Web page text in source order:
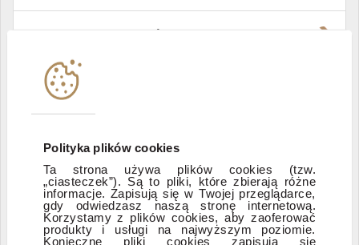
Polityka plików cookies
Ta strona używa plików cookies (tzw.
„ciasteczek”). Są to pliki, które zbierają różne
informacje. Zapisują się w Twojej przeglądarce,
gdy odwiedzasz naszą stronę internetową.
Korzystamy z plików cookies, aby zaoferować
produkty i usługi na najwyższym poziomie.
Konieczne pliki cookies zapisują się
Instytucje współpracujące
Zastrzeżenia prawne
ESG